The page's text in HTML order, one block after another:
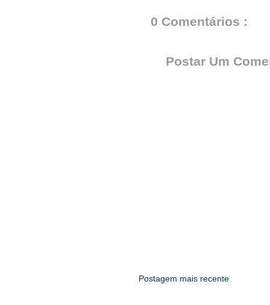
0 Comentários :
Postar Um
Postagem mais recente